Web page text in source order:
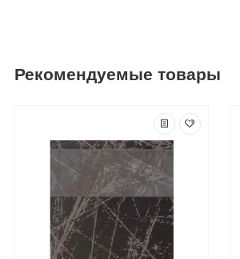
Рекомендуемые товары